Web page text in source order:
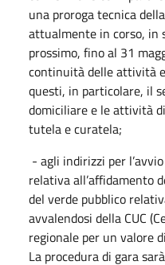
una proroga tecnica
attualmente in corso, in
prossimo, fino al 31
continuità delle attività
questi, in particolare, il
domiciliare e le attività
tutela e curatela;
- agli indirizzi per
relativa all’affidamento
del verde pubblico
avvalendosi della CUC
regionale per un valore
La procedura di gara